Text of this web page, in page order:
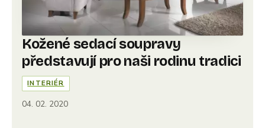
Kožené sedací soupravy
představují pro naši rodinu tradici
INTERIÉR
04. 02. 2020